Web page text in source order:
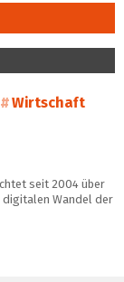
Wirtschaft
seit 2004 über
digitalen Wandel der